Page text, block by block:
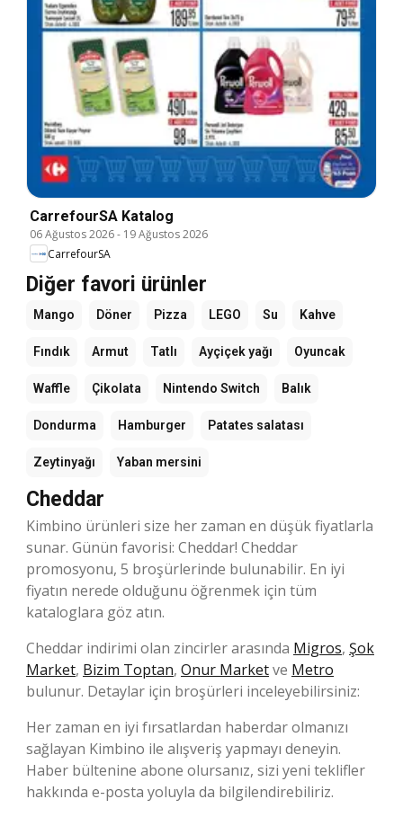
CarrefourSA Katalog
06 Ağustos 2026- 19 Ağustos 2026
CarrefourSA
Diğer favori ürünler
Mango Döner Pizza LEGO Su Kahve
Fındık Armut Tatlı Ayçiçek yağı Oyuncak
Waffle Çikolata Nintendo Switch Balık
Dondurma Hamburger Patates salatası
Zeytinyağı Yaban mersini
Cheddar
Kimbino ürünleri size her zaman en düşük fiyatlarla
sunar. Günün favorisi: Cheddar! Cheddar
promosyonu, 5 broşürlerinde bulunabilir. En iyi
fiyatın nerede olduğunu öğrenmek için tüm
kataloglara göz atın.
Cheddar indirimi olan zincirler arasında Migros, Şok
Market, Bizim Toptan, Onur Marketve Metro
bulunur. Detaylar için broşürleri inceleyebilirsiniz:
Her zaman en iyi fırsatlardan haberdar olmanızı
sağlayan Kimbino ile alışveriş yapmayı deneyin.
Haber bültenine abone olursanız, sizi yeni teklifler
hakkında e-posta yoluyla da bilgilendirebiliriz.